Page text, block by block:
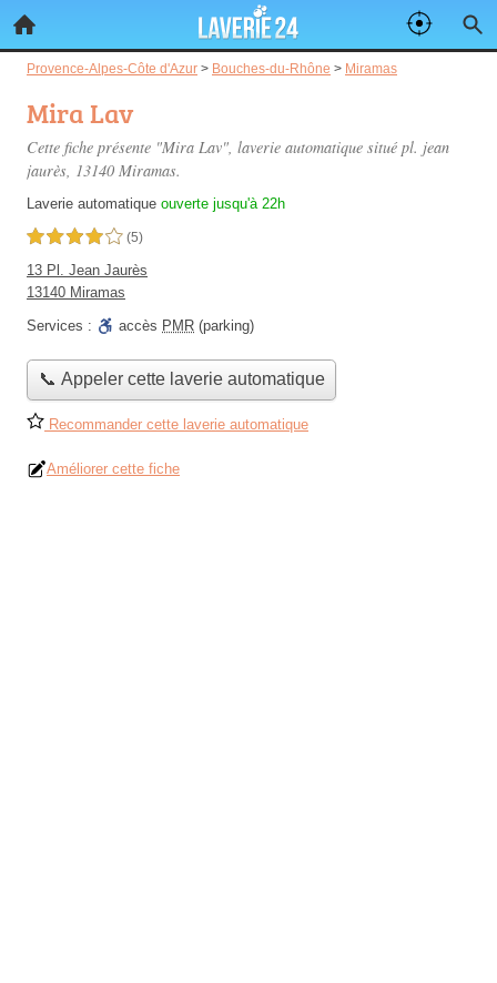
Provence-Alpes-Côte d'Azur > Bouches-du-Rhône > Miramas
Mira Lav
Cette fiche présente "Mira Lav", laverie automatique situé pl. jean
jaurès, 13140 Miramas.
Laverie automatique ouverte jusqu'à 22h
4,0 étoiles sur 5 (5)
13 Pl. Jean Jaurès
13140 Miramas
Services :
accès PMR (parking)
📞 Appeler cette laverie automatique
Recommander cette laverie automatique
Améliorer cette fiche